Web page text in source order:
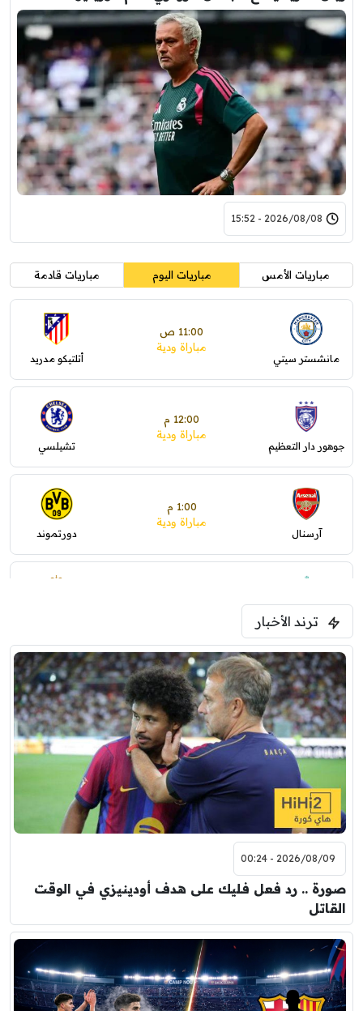
2026/08/08 - 15:52
مباريات الأمس مباريات اليوم مباريات قادمة
مانشستر سيتي
11:00 ص
مباراة ودية
أتلتيكو مدريد
جوهور دار التعظيم
12:00 م
مباراة ودية
تشيلسي
آرسنال
1:00 م
مباراة ودية
دورتموند
ليفربول
ترند الأخبار
2026/08/09 - 00:24
صورة .. رد فعل فليك على هدف أودينيزي في الوقت
القاتل